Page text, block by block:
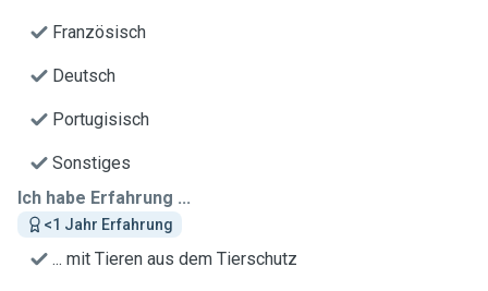
Französisch
Deutsch
Portugisisch
Sonstiges
Ich habe Erfahrung ...
<1 Jahr Erfahrung
... mit Tieren aus dem Tierschutz